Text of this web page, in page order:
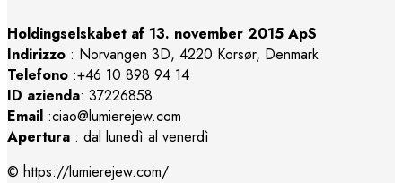
Holdingselskabet af 13. november 2015 ApS
Indirizzo : Norvangen 3D, 4220 Korsør, Denmark
Telefono :+46 10 898 94 14
ID azienda: 37226858
Email :ciao@lumierejew.com
Apertura : dal lunedì al venerdì
© https://lumierejew.com/